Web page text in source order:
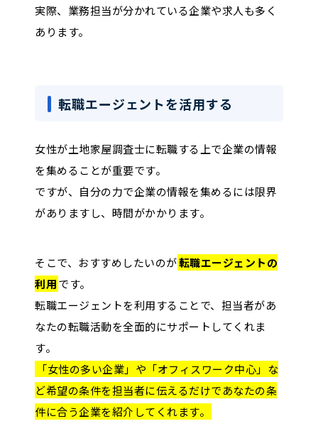
実際、業務担当が分かれている企業や求人も多く
あります。
転職エージェントを活用する
女性が土地家屋調査士に転職する上で企業の情報
を集めることが重要です。
ですが、自分の力で企業の情報を集めるには限界
がありますし、時間がかかります。
そこで、おすすめしたいのが転職エージェントの
利用です。
転職エージェントを利用することで、担当者があ
なたの転職活動を全面的にサポートしてくれま
す。
「女性の多い企業」や「オフィスワーク中心」な
ど希望の条件を担当者に伝えるだけであなたの条
件に合う企業を紹介してくれます。